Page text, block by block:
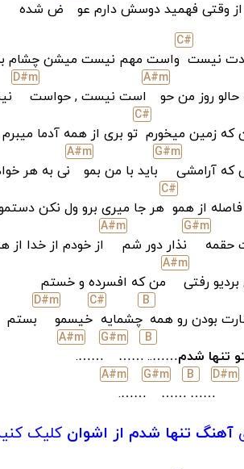
از وقتی فهمید دوسش دارم عو ض شده
نیست
C#
واست مهم نیست میشن چشام
حالو روز من حو
A#m
است نیست , حواست
D#m
که زمین میخورم
C#
تو بری از همه آدما میبرم
که آرامشی
G#m
باید با من بمو
A#m
نی به هر
از همو
C#
هر جا میری برو ول نکن
حقمه
G#m
نذار دور شم
A#m
از خودم از خدا از
رفتی
A#m
من که افسرده و خستم
بودن رو همه
B
چشمایه
C#
خیسمو
D#m
بستم
تنها شدم……..
B
……
G#m
…….
A#m
D#m
……
B
……
G#m
…….
A#m
آهنگ تنها شدم از اشوان کلیک